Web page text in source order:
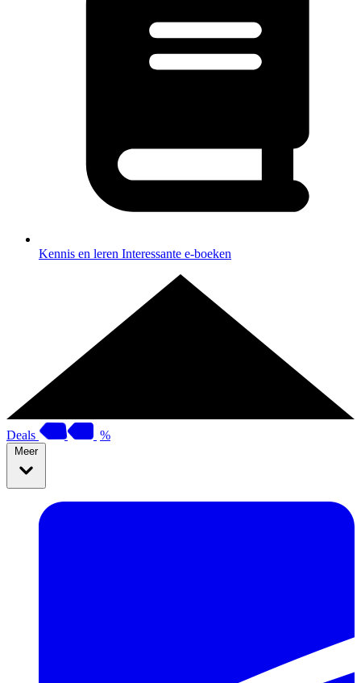
Kennis en leren Interessante e-boeken
Deals %
Meer